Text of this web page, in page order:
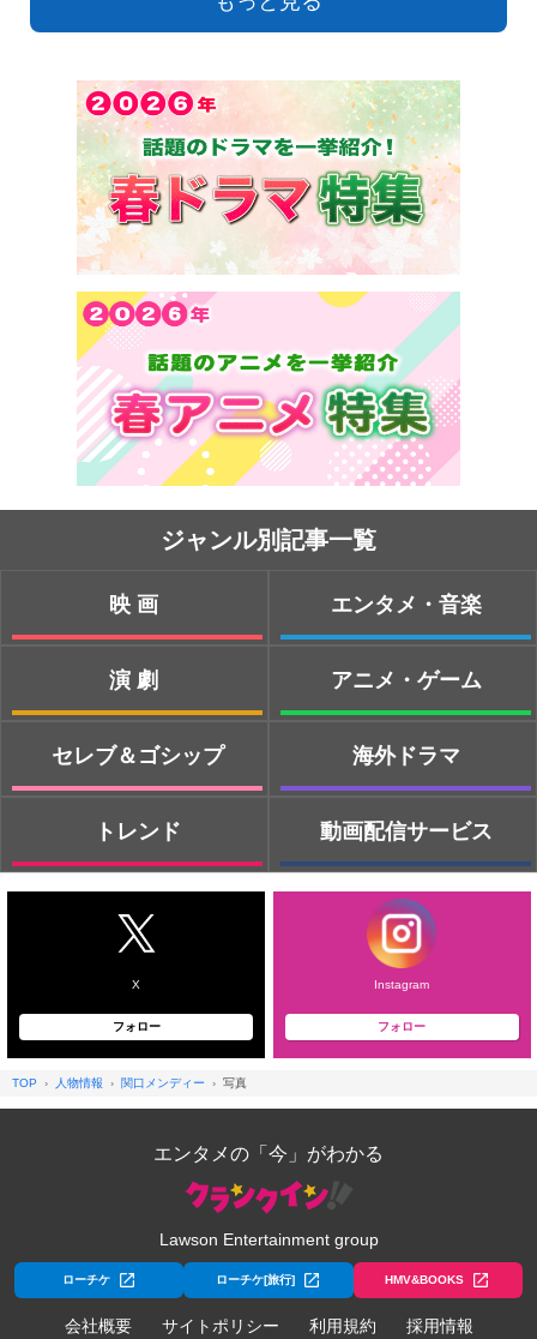
ジャンル別記事一覧
映画
演劇
セレブ＆ゴシップ
トレンド
エンタメ・音楽
アニメ・ゲーム
海外ドラマ
動画配信サービス
X
フォロー
Instagram
フォロー
TOP 人物情報 関口メンディー 写真
エンタメの「今」がわかる
Lawson Entertainment group
ローチケ ローチケ[旅行] HMV&BOOKS
会社概要 サイトポリシー 利用規約 採用情報